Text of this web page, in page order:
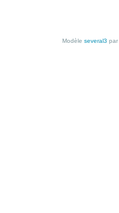
Modèle several3 par